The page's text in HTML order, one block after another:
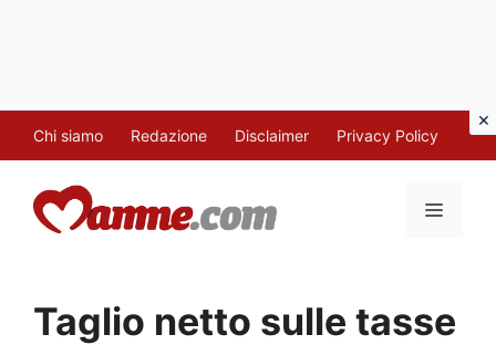
al
contenuto
Chi siamo Redazione Disclaimer Privacy Policy
MENU
Taglio netto sulle tasse